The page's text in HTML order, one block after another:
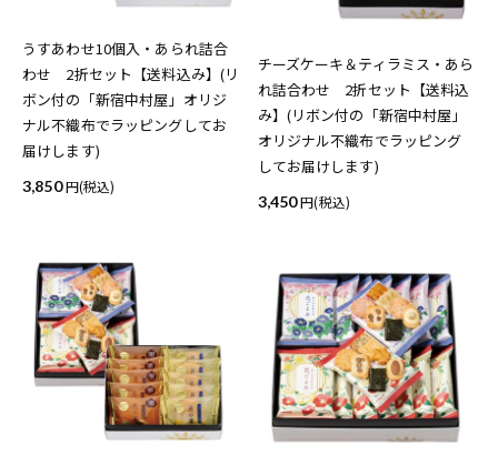
うすあわせ10個入・あられ詰合
わせ 2折セット【送料込み】(リ
ボン付の「新宿中村屋」オリジ
ナル不織布でラッピングしてお
届けします)
3,850 (税込)
チーズケーキ＆ティラミス・あら
れ詰合わせ 2折セット【送料込
み】(リボン付の「新宿中村屋」
オリジナル不織布でラッピング
してお届けします)
3,450 (税込)